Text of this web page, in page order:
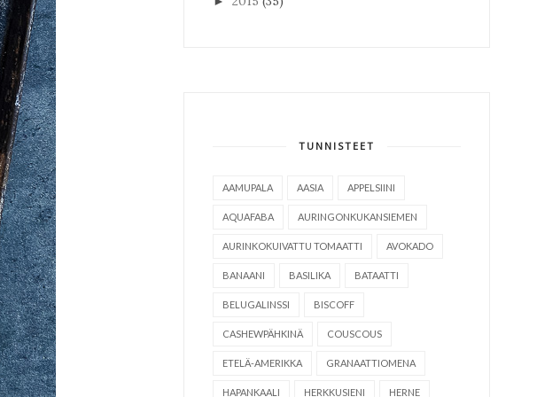
TUNNISTEET
AAMUPALA AASIA APPELSIINI
AQUAFABA AURINGONKUKANSIEMEN
AURINKOKUIVATTU TOMAATTI AVOKADO
BANAANI BASILIKA BATAATTI
BELUGALINSSI BISCOFF
CASHEWPÄHKINÄ COUSCOUS
ETELÄ-AMERIKKA GRANAATTIOMENA
HAPANKAALI HERKKUSIENI HERNE